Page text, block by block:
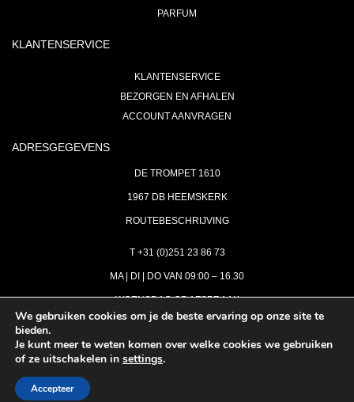
PARFUM
KLANTENSERVICE
KLANTENSERVICE
BEZORGEN EN AFHALEN
ACCOUNT AANVRAGEN
ADRESGEGEVENS
DE TROMPET 1610
1967 DB HEEMSKERK
ROUTEBESCHRIJVING
T +31 (0)251 23 86 73
MA | DI | DO VAN 09:00 – 16.30
WOENSDAG OP AFSPRAAK
INFO@ASTH.NL
We gebruiken cookies om je de beste ervaring op onze site te
bieden.
Je kunt meer te weten komen over welke cookies we gebruiken
of ze uitschakelen in settings.
Accepteer